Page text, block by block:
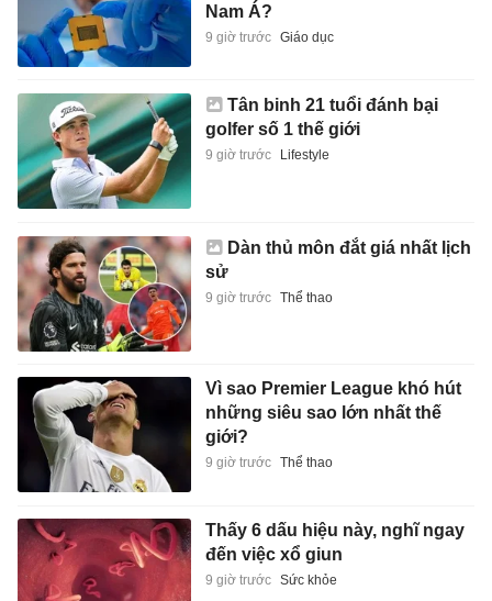
Nam Á?
9 giờ trước Giáo dục
Tân binh 21 tuổi đánh bại
golfer số 1 thế giới
9 giờ trước Lifestyle
Dàn thủ môn đắt giá nhất lịch
sử
9 giờ trước Thể thao
Vì sao Premier League khó hút
những siêu sao lớn nhất thế
giới?
9 giờ trước Thể thao
Thấy 6 dấu hiệu này, nghĩ ngay
đến việc xổ giun
9 giờ trước Sức khỏe